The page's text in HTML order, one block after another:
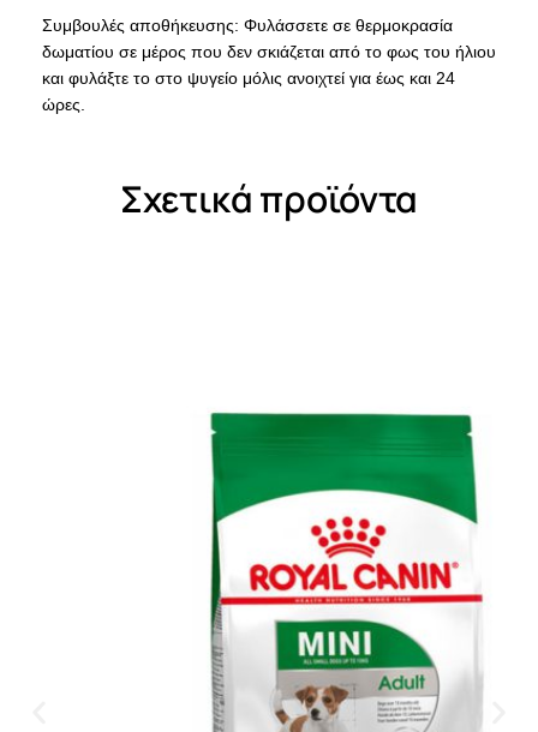
Συμβουλές αποθήκευσης: Φυλάσσετε σε θερμοκρασία
δωματίου σε μέρος που δεν σκιάζεται από το φως του ήλιου
και φυλάξτε το στο ψυγείο μόλις ανοιχτεί για έως και 24
ώρες.
Σχετικά προϊόντα